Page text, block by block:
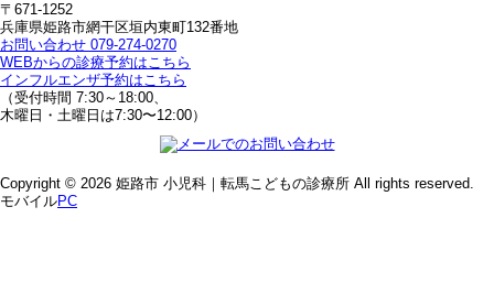
〒671-1252
兵庫県姫路市網干区垣内東町132番地
お問い合わせ 079-274-0270
WEBからの診療予約はこちら
インフルエンザ予約はこちら
（受付時間 7:30～18:00、
木曜日・土曜日は7:30〜12:00）
Copyright © 2026 姫路市 小児科｜転馬こどもの診療所 All rights reserved.
モバイルPC